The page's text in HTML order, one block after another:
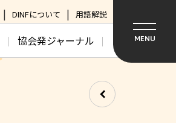
DINFについて 用語解説
協会発ジャーナル MENU